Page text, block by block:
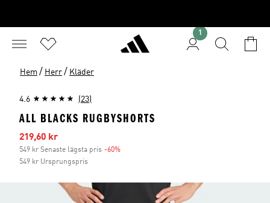
1
Hem / Herr / Kläder
4.6 (23)
ALL BLACKS RUGBYSHORTS
Reapris
219,60 kr
549 kr Senaste lägsta pris -60%
549 kr Ursprungspris